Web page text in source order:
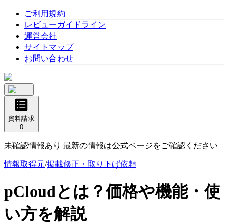
ご利用規約
レビューガイドライン
運営会社
サイトマップ
お問い合わせ
資料請求
0
未確認情報あり 最新の情報は公式ページをご確認ください
情報取得元/掲載修正・取り下げ依頼
pCloudとは？価格や機能・使
い方を解説